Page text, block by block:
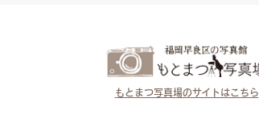
もとまつ写真場のサイトはこちら